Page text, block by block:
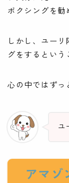
ボクシングを勧
しかし、ユー
グをするという
心の中ではずっ
ユ
アマゾ